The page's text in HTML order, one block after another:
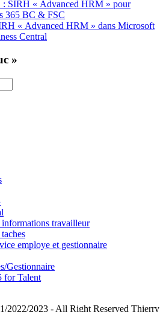
SIRH « Advanced HRM » pour
365 BC & FSC
« Advanced HRM » dans Microsoft
Central
»
travailleur
employe et gestionnaire
Gestionnaire
for Talent
2022/2023 - All Right Reserved Thierry